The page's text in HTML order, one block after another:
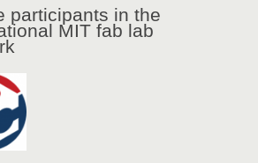
participants in the
MIT fab lab